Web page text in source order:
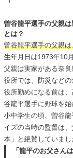
曽谷龍平選手の父親
とは？
曽谷龍平選手の父親
生年月日は1973年10
父親は実家がある奈良
役所では、防災などの
役所勤めになる前は
谷龍平選手に野球を始
小中学生の頃、曽谷
イズの当時の監督は
本」と絶賛していまし
「龍平のお父さん